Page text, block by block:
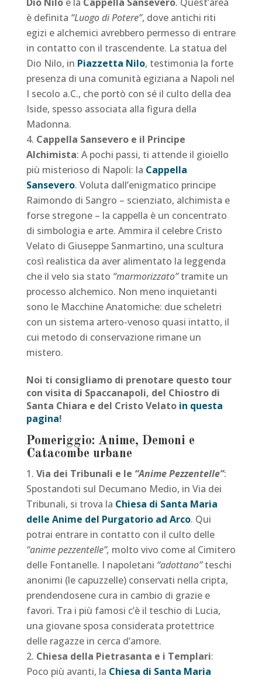
è definita “Luogo di Potere”, dove antichi riti
egizi e alchemici avrebbero permesso di entrare
in contatto con il trascendente. La statua del
Dio Nilo, in Piazzetta Nilo, testimonia la forte
presenza di una comunità egiziana a Napoli nel
I secolo a.C., che portò con sé il culto della dea
Iside, spesso associata alla figura della
Madonna.
Cappella Sansevero e il Principe
Alchimista: A pochi passi, ti attende il gioiello
più misterioso di Napoli: la Cappella
Sansevero. Voluta dall’enigmatico principe
Raimondo di Sangro – scienziato, alchimista e
forse stregone – la cappella è un concentrato
di simbologia e arte. Ammira il celebre Cristo
Velato di Giuseppe Sanmartino, una scultura
così realistica da aver alimentato la leggenda
che il velo sia stato “marmorizzato”tramite un
processo alchemico. Non meno inquietanti
sono le Macchine Anatomiche: due scheletri
con un sistema artero-venoso quasi intatto, il
cui metodo di conservazione rimane un
mistero.
Noi ti consigliamo di prenotare questo tour
con visita di Spaccanapoli, del Chiostro di
Santa Chiara e del Cristo Velato in questa
pagina!
Pomeriggio: Anime, Demoni e
Catacombe urbane
Via dei Tribunali e le “Anime Pezzentelle”:
Spostandoti sul Decumano Medio, in Via dei
Tribunali, si trova la Chiesa di Santa Maria
delle Anime del Purgatorio ad Arco. Qui
potrai entrare in contatto con il culto delle
“anime pezzentelle”, molto vivo come al Cimitero
delle Fontanelle. I napoletani “adottano”teschi
anonimi (le capuzzelle) conservati nella cripta,
prendendosene cura in cambio di grazie e
favori. Tra i più famosi c’è il teschio di Lucia,
una giovane sposa considerata protettrice
delle ragazze in cerca d’amore.
Chiesa della Pietrasanta e i Templari:
Poco più avanti, la Chiesa di Santa Maria